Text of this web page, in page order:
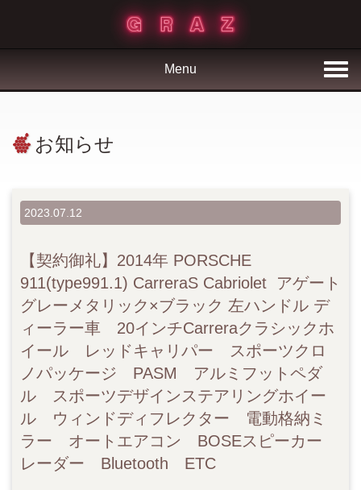
Menu
お知らせ
2023.07.12
【契約御礼】2014年 PORSCHE
911(type991.1) CarreraS Cabriolet アゲート
グレーメタリック×ブラック 左ハンドル デ
ィーラー車 20インチCarreraクラシックホ
イール レッドキャリパー スポーツクロ
ノパッケージ PASM アルミフットペダ
ル スポーツデザインステアリングホイー
ル ウィンドディフレクター 電動格納ミ
ラー オートエアコン BOSEスピーカー
レーダー Bluetooth ETC